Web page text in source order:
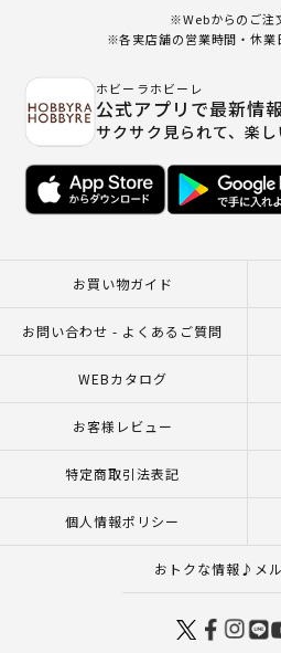
※Webからのご注
※各実店舗の営業時間・休業
ホビーラホビーレ
公式アプリで最新情
サクサク見られて、楽
お買い物ガイド
お問い合わせ - よくあるご質問
WEBカタログ
お客様レビュー
特定商取引法表記
個人情報ポリシー
おトクな情報♪メ